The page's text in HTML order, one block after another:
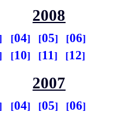
2008
04 05
06
10 11 12
2007
04 05
06